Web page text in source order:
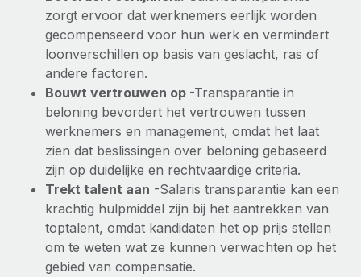
Integraties
Processen stroomlijnen met essentiële zakelijke tools
Vraag een expert
Krijg hulp van global HR- en juridische experts
Achtergrondonderzoek
Vereenvoudig het screeningsproces van
kandidaten
Compliance Watchtower
Blijf compliance-risico's voor
Strategische technologiepartners
Integreer global HR flexibel in je platform
Een partner worden
Ontdek hoe je met ons kunt samenwerken
Remote Build
Binnenkort beschikbaar
Integraties en advies over AI-automatiseringen
CASESTUDY'S
Webinars
Evenementen
Newsroom
Inzicht in salaris en talent
Inzichtencentrum
Support
Alle bronnen bekijken
BLOG
한국어
中文（简体）
zorgt ervoor dat werknemers eerlijk worden
gecompenseerd voor hun werk en vermindert
loonverschillen op basis van geslacht, ras of
andere factoren.
Bouwt vertrouwen op -Transparantie in
beloning bevordert het vertrouwen tussen
werknemers en management, omdat het laat
zien dat beslissingen over beloning gebaseerd
zijn op duidelijke en rechtvaardige criteria.
Trekt talent aan -Salaris transparantie kan een
krachtig hulpmiddel zijn bij het aantrekken van
toptalent, omdat kandidaten het op prijs stellen
om te weten wat ze kunnen verwachten op het
gebied van compensatie.